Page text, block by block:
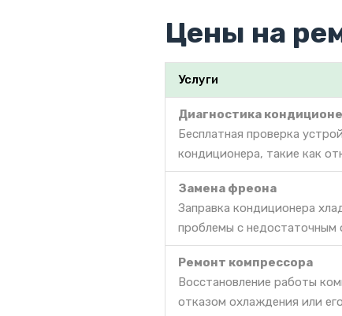
Цены на
Услуги
Диагностика
Бесплатная проверка
кондиционера, такие как
Замена фреона
Заправка кондиционера
проблемы с недостаточным
Ремонт компрессора
Восстановление работы
отказом охлаждения или